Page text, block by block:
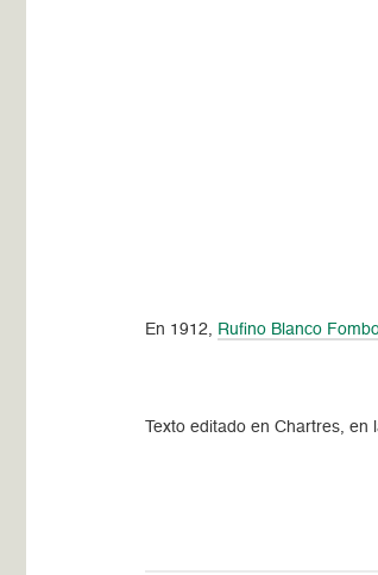
En 1912, Rufino Blanco
Texto editado en Chartres, en